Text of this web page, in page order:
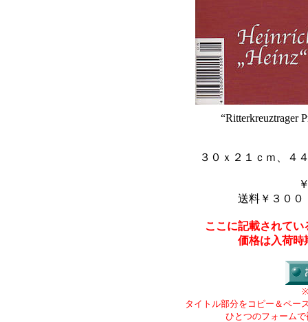
“Ritterkreuztrager
３０ｘ２１ｃｍ、４
送料￥３００
ここに記載されて
価格は入荷時
タイトル部分をコピー＆ペー
ひとつのフォーム